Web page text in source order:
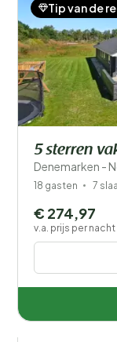
Tip van de
5 sterren
Denemarken -
18 gasten 7
€ 274,97
v.a. prijs per nacht